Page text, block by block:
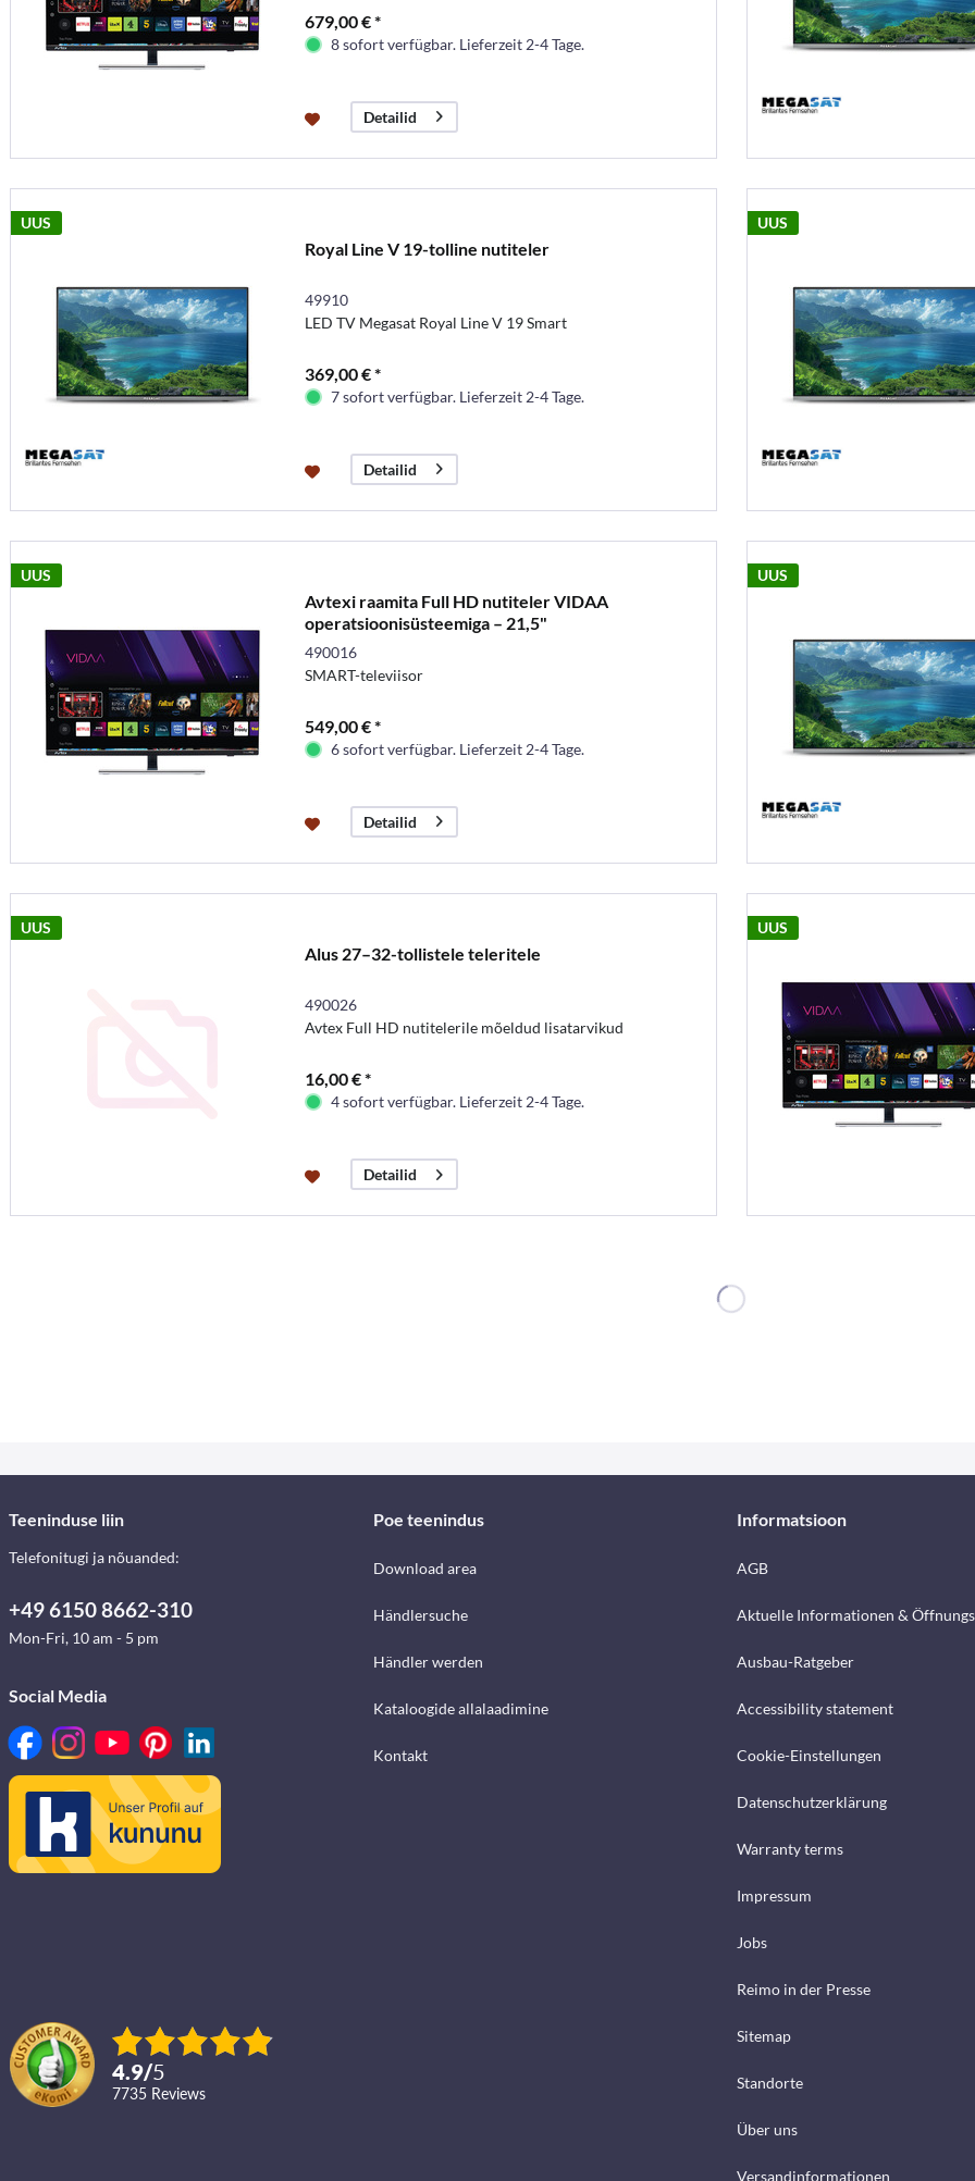
679,00 € *
8 sofort verfügbar. Lieferzeit 2-4 Tage.
Detailid
UUS
Royal Line V 19-tolline nutiteler
49910
LED TV Megasat Royal Line V 19 Smart
369,00 € *
7 sofort verfügbar. Lieferzeit 2-4 Tage.
Detailid
UUS
UUS
Avtexi raamita Full HD nutiteler VIDAA
operatsioonisüsteemiga – 21,5"
490016
SMART-televiisor
549,00 € *
6 sofort verfügbar. Lieferzeit 2-4 Tage.
Detailid
UUS
UUS
Alus 27–32-tollistele teleritele
490026
Avtex Full HD nutitelerile mõeldud lisatarvikud
16,00 € *
4 sofort verfügbar. Lieferzeit 2-4 Tage.
Detailid
UUS
Teeninduse liin
Telefonitugi ja nõuanded:
+49 6150 8662-310
Mon-Fri, 10 am - 5 pm
Social Media
4.9/5
7735 reviews
Poe teenindus
Download area
Händlersuche
Händler werden
Kataloogide allalaadimine
Kontakt
Informatsioon
AGB
Aktuelle Informationen &
Ausbau-Ratgeber
Accessibility statement
Cookie-Einstellungen
Datenschutzerklärung
Warranty terms
Impressum
Jobs
Reimo in der Presse
Sitemap
Standorte
Über uns
Versandinformationen